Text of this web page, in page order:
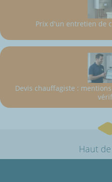
Prix d'un entretien de
Devis chauffagiste :
Haut